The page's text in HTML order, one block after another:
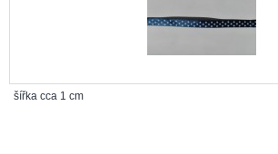
šířka cca 1 cm